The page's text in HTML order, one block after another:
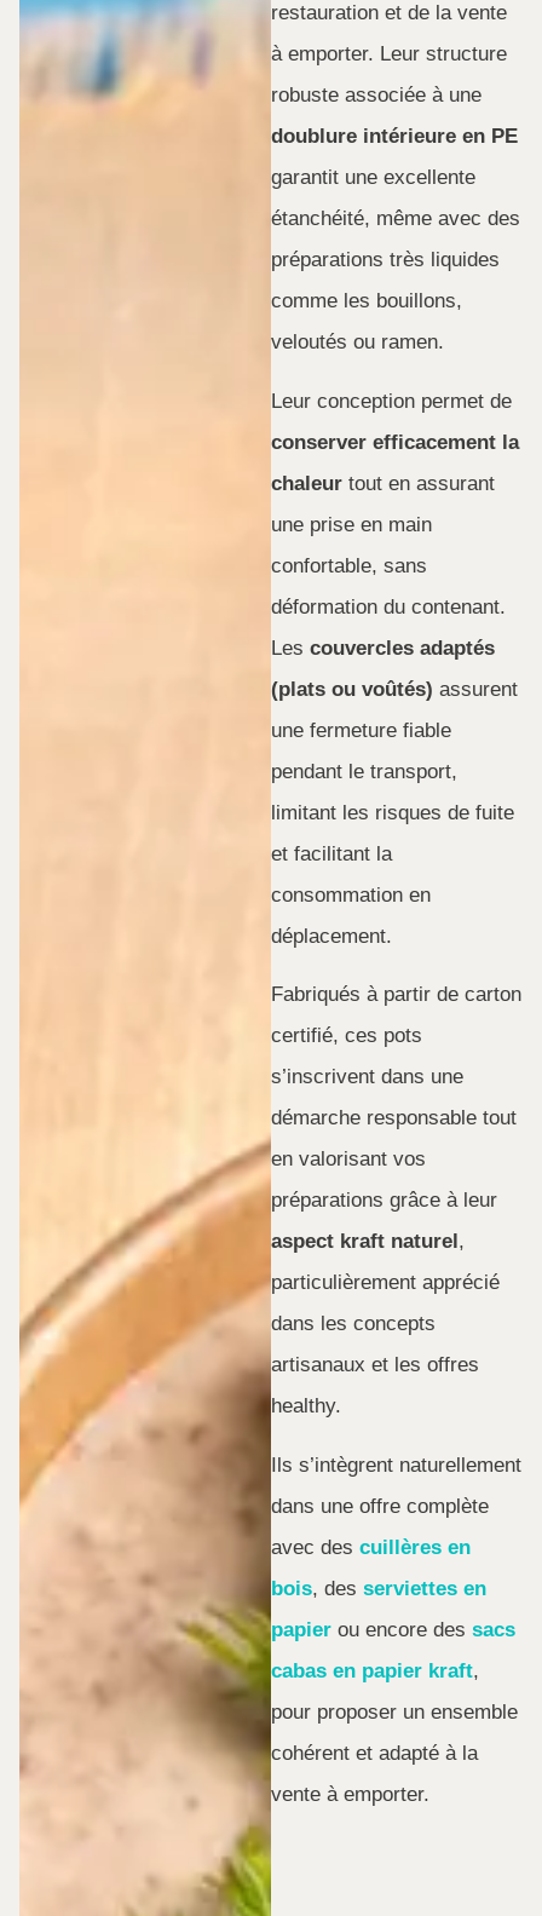
restauration et de la vente
à emporter. Leur structure
robuste associée à une
doublure intérieure en PE
garantit une excellente
étanchéité, même avec des
préparations très liquides
comme les bouillons,
veloutés ou ramen.
Leur conception permet de
conserver efficacement la
chaleur tout en assurant
une prise en main
confortable, sans
déformation du contenant.
Les couvercles adaptés
(plats ou voûtés) assurent
une fermeture fiable
pendant le transport,
limitant les risques de fuite
et facilitant la
consommation en
déplacement.
Fabriqués à partir de carton
certifié, ces pots
s’inscrivent dans une
démarche responsable tout
en valorisant vos
préparations grâce à leur
aspect kraft naturel,
particulièrement apprécié
dans les concepts
artisanaux et les offres
healthy.
Ils s’intègrent naturellement
dans une offre complète
avec des cuillères en
bois, des serviettes en
papier ou encore des sacs
cabas en papier kraft,
pour proposer un ensemble
cohérent et adapté à la
vente à emporter.